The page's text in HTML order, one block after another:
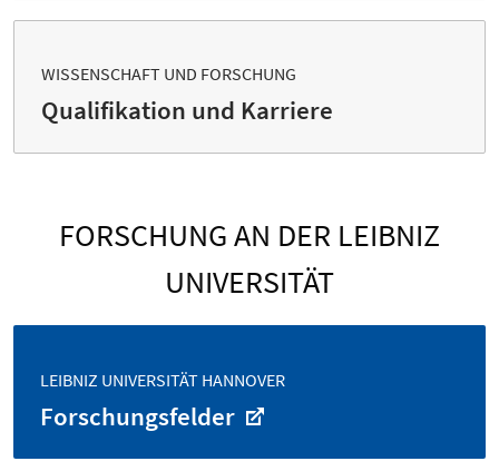
WISSENSCHAFT UND FORSCHUNG
Qualifikation und Karriere
FORSCHUNG AN DER LEIBNIZ
UNIVERSITÄT
LEIBNIZ UNIVERSITÄT HANNOVER
Forschungsfelder